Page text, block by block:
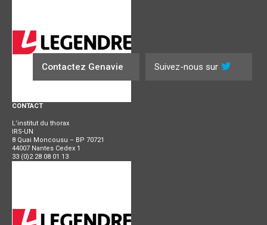
CONTACT
L’institut du thorax
IRS-UN
8 Quai Moncousu – BP 70721
44007 Nantes Cedex 1
33 (0)2 28 08 01 13
Contactez Genavie Suivez-nous sur